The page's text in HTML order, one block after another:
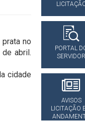
no
abril.
cidade
PORTAL
SERVIDOR
AVISOS
LICITAÇÃO